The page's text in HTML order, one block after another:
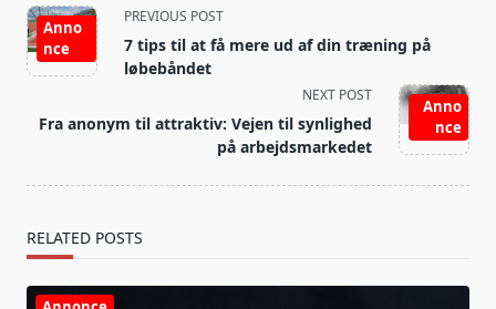
<span
class="nav-
subtitle
reader-
Anno
nce
PREVIOUS POST
7 tips til at få mere ud af din træning på
løbebåndet
Anno
nce
NEXT POST
Fra anonym til attraktiv: Vejen til synlighed
på arbejdsmarkedet
RELATED POSTS